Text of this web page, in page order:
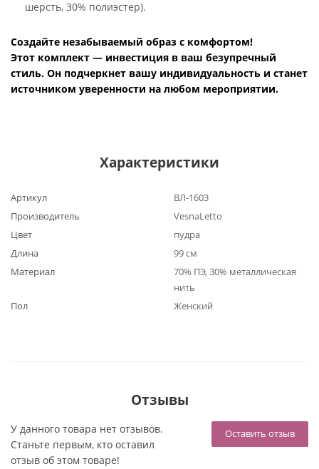
шерсть, 30% полиэстер).
Создайте незабываемый образ с комфортом!
Этот комплект — инвестиция в ваш безупречный
стиль. Он подчеркнет вашу индивидуальность и станет
источником уверенности на любом мероприятии.
Характеристики
Артикул
ВЛ-1603
Производитель
VesnaLetto
Цвет
пудра
Длина
99 см
Материал
70% ПЭ, 30% металлическая
нить
Пол
Женский
Отзывы
Оставить отзыв
У данного товара нет отзывов.
Станьте первым, кто оставил
отзыв об этом товаре!